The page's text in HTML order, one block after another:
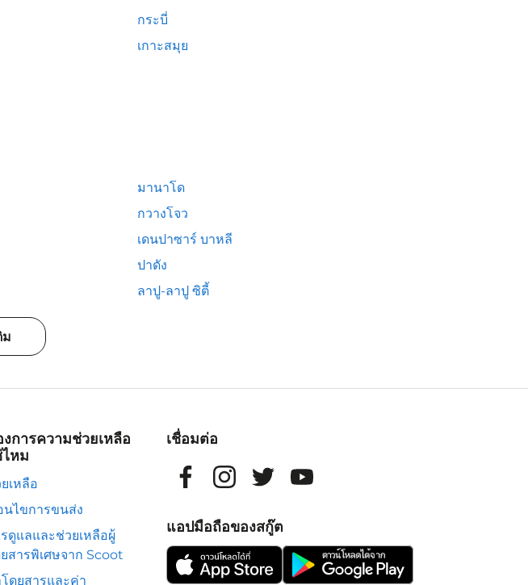
กระบี่
เกาะสมุย
มานาโด
กวางโจว
เดนปาซาร์ บาหลี
ปาดัง
ลาปู-ลาปู ซิตี้
ม
งการความช่วยเหลือ
หม
เหลือ
นไขการขนส่ง
ดูแลและช่วยเหลือผู้
สารพิเศษจาก Scoot
ดยสารและค่า
เชื่อมต่อ
แอปมือถือของสกู๊ต